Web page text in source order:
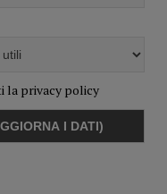
la privacy policy